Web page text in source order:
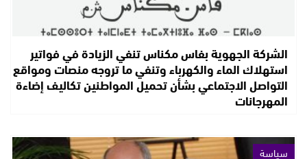
الشركة الجهوية بفاس مكناس تنفي الزيادة في فواتير
استهلاك الماء والكهرباء وتنفي ما تروجه منصات ومواقع
التواصل الاجتماعي بشأن تحميل المواطنين تكاليف إضاءة
المهرجانات
سياسة